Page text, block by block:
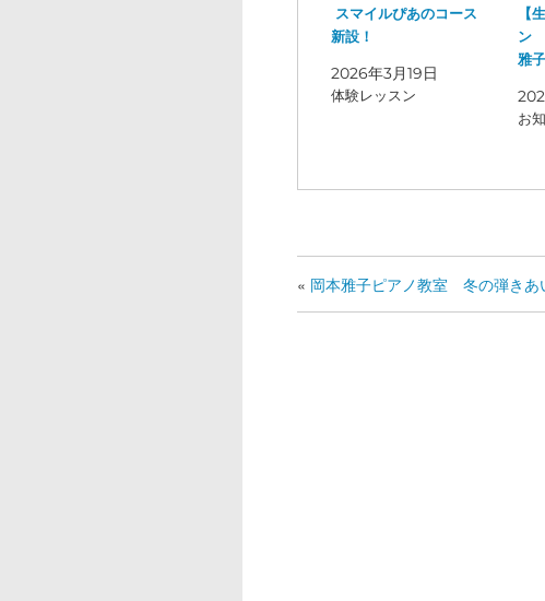
スマイルぴあのコース
新設！
2026年3月19日
体験レッスン
【
ン
雅
お
« 岡本雅子ピアノ教室 冬の弾きあ